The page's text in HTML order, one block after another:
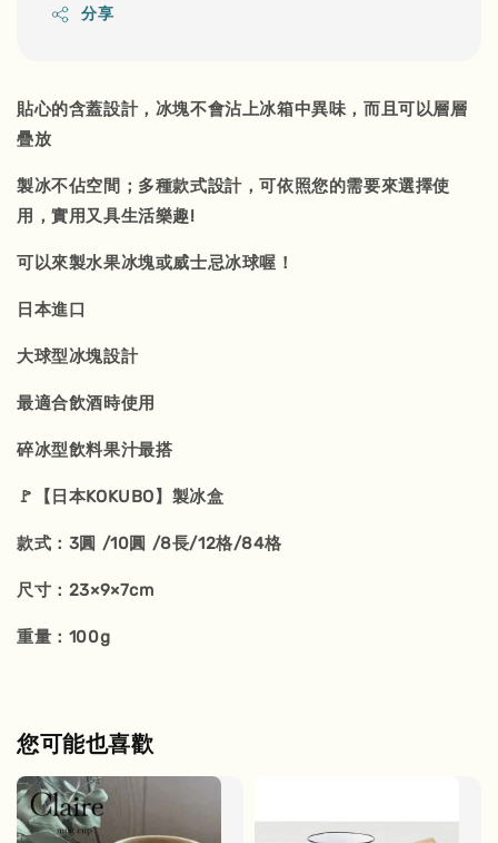
分享
貼心的含蓋設計，冰塊不會沾上冰箱中異味，而且可以層層
疊放
製冰不佔空間；多種款式設計，可依照您的需要來選擇使
用，實用又具生活樂趣!
可以來製水果冰塊或威士忌冰球喔！
日本進口
大球型冰塊設計
最適合飲酒時使用
碎冰型飲料果汁最搭
🚩【日本KOKUBO】製冰盒
款式：3圓 /10圓 /8長/12格/84格
尺寸：23×9×7cm
重量：100g
您可能也喜歡